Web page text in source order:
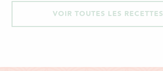
VOIR TOUTES LES RECETTES